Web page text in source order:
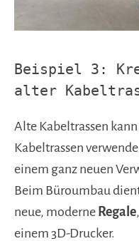
Beispiel 3:
alter
Alte Kabeltrassen
Kabeltrassen
einem ganz neuen
Beim Büroumbau
neue, moderne Regale
einem 3D-Drucker.